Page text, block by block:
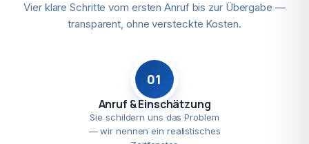
Vier klare Schritte vom ersten Anruf bis zur Übergabe —
transparent, ohne versteckte Kosten.
01
Anruf & Einschätzung
Sie schildern uns das Problem
— wir nennen ein realistisches